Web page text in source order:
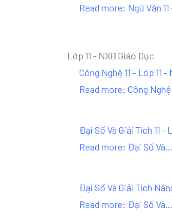
Read more: Ngữ Văn 11
Lớp 11 - NXB Giáo Dục
Công Nghệ 11 - Lớp 11
Read more: Công Nghệ
Đại Số Và Giải Tích 11 -
Read more: Đại Số Và...
Đại Số Và Giải Tích
Read more: Đại Số Và...